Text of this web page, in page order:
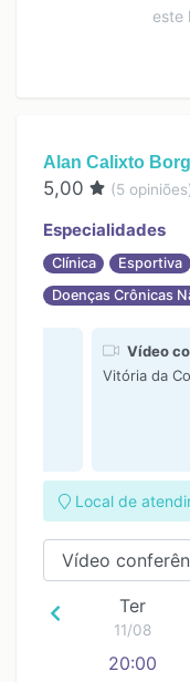
este
Alan Calixto
5,00 (5
Especialidades
Clínica
Esportiva
Doenças Crônicas
Vídeo
Vitória da
Local de
Ter
11/08
20:00